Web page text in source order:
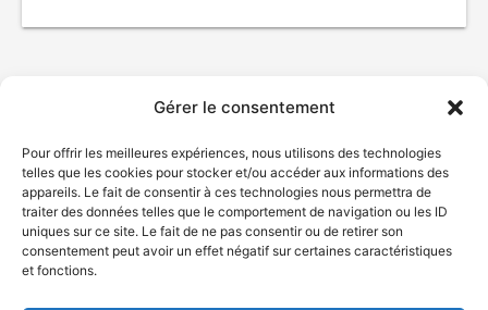
Gérer le consentement
Pour offrir les meilleures expériences, nous utilisons des technologies
telles que les cookies pour stocker et/ou accéder aux informations des
appareils. Le fait de consentir à ces technologies nous permettra de
traiter des données telles que le comportement de navigation ou les ID
uniques sur ce site. Le fait de ne pas consentir ou de retirer son
consentement peut avoir un effet négatif sur certaines caractéristiques
et fonctions.